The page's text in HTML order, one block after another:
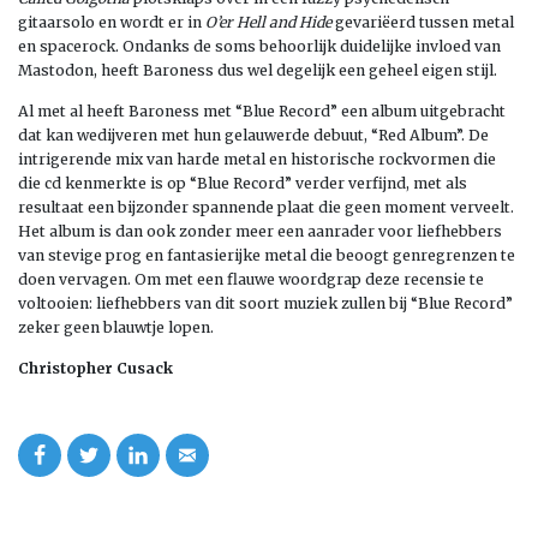
gitaarsolo en wordt er in O’er Hell and Hidegevariëerd tussen metal
en spacerock. Ondanks de soms behoorlijk duidelijke invloed van
Mastodon, heeft Baroness dus wel degelijk een geheel eigen stijl.
Al met al heeft Baroness met “Blue Record” een album uitgebracht
dat kan wedijveren met hun gelauwerde debuut, “Red Album”. De
intrigerende mix van harde metal en historische rockvormen die
die cd kenmerkte is op “Blue Record” verder verfijnd, met als
resultaat een bijzonder spannende plaat die geen moment verveelt.
Het album is dan ook zonder meer een aanrader voor liefhebbers
van stevige prog en fantasierijke metal die beoogt genregrenzen te
doen vervagen. Om met een flauwe woordgrap deze recensie te
voltooien: liefhebbers van dit soort muziek zullen bij “Blue Record”
zeker geen blauwtje lopen.
Christopher Cusack